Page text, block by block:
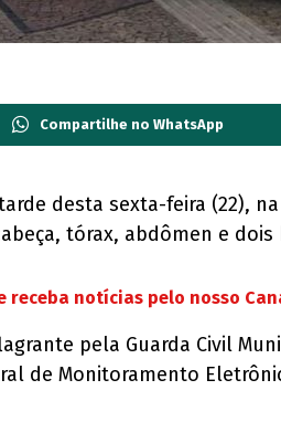
Compartilhe no WhatsApp
desta sexta-feira (22),
tórax, abdômen e dois
receba notícias pelo nosso
pela Guarda Civil
de Monitoramento